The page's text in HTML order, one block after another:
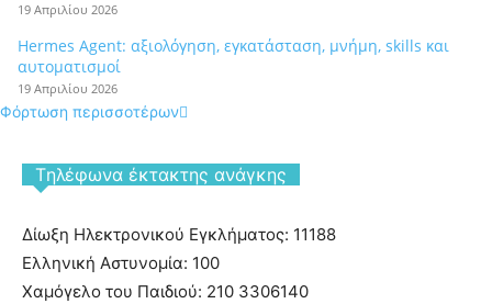
19 Απριλίου 2026
Hermes Agent: αξιολόγηση, εγκατάσταση, μνήμη, skills και
αυτοματισμοί
19 Απριλίου 2026
Φόρτωση περισσοτέρων
Tηλέφωνα έκτακτης ανάγκης
Δίωξη Ηλεκτρονικού Εγκλήματος: 11188
Ελληνική Αστυνομία: 100
Χαμόγελο του Παιδιού: 210 3306140